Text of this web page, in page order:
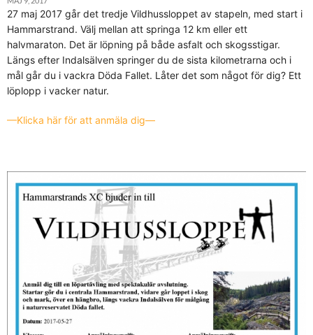
27 maj 2017 går det tredje Vildhussloppet av stapeln, med start i
Hammarstrand. Välj mellan att springa 12 km eller ett
halvmaraton. Det är löpning på både asfalt och skogsstigar.
Längs efter Indalsälven springer du de sista kilometrarna och i
mål går du i vackra Döda Fallet. Låter det som något för dig? Ett
löplopp i vacker natur.
—Klicka här för att anmäla dig—